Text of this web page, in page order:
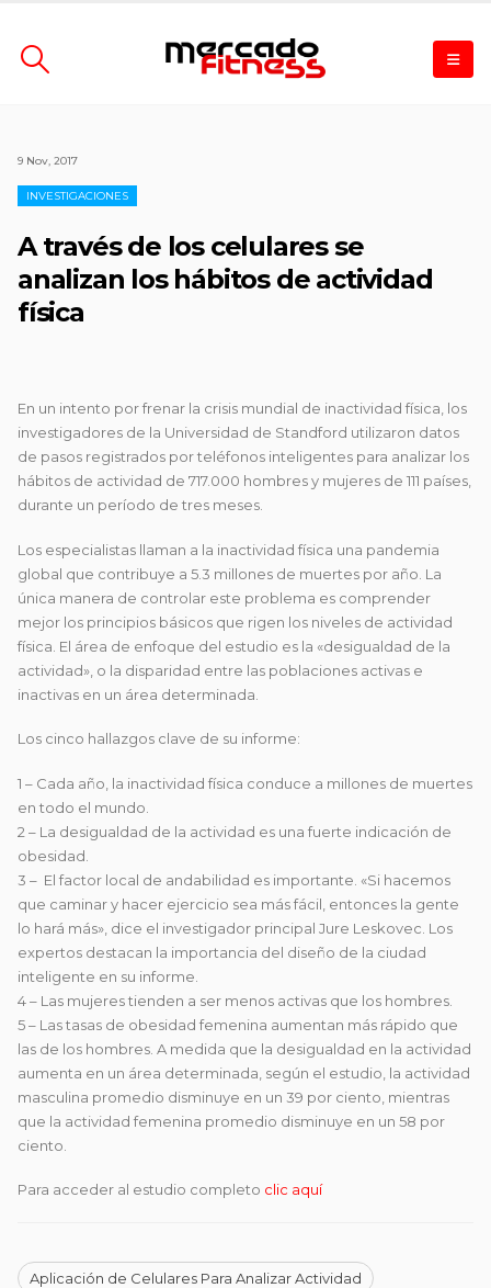
9 Nov, 2017
INVESTIGACIONES
A través de los celulares se
analizan los hábitos de actividad
física
En un intento por frenar la crisis mundial de inactividad física, los
investigadores de la Universidad de Standford utilizaron datos
de pasos registrados por teléfonos inteligentes para analizar los
hábitos de actividad de 717.000 hombres y mujeres de 111 países,
durante un período de tres meses.
Los especialistas llaman a la inactividad física una pandemia
global que contribuye a 5.3 millones de muertes por año. La
única manera de controlar este problema es comprender
mejor los principios básicos que rigen los niveles de actividad
física. El área de enfoque del estudio es la «desigualdad de la
actividad», o la disparidad entre las poblaciones activas e
inactivas en un área determinada.
Los cinco hallazgos clave de su informe:
1 – Cada año, la inactividad física conduce a millones de muertes
en todo el mundo.
2 – La desigualdad de la actividad es una fuerte indicación de
obesidad.
3 – El factor local de andabilidad es importante. «Si hacemos
que caminar y hacer ejercicio sea más fácil, entonces la gente
lo hará más», dice el investigador principal Jure Leskovec. Los
expertos destacan la importancia del diseño de la ciudad
inteligente en su informe.
4 – Las mujeres tienden a ser menos activas que los hombres.
5 – Las tasas de obesidad femenina aumentan más rápido que
las de los hombres. A medida que la desigualdad en la actividad
aumenta en un área determinada, según el estudio, la actividad
masculina promedio disminuye en un 39 por ciento, mientras
que la actividad femenina promedio disminuye en un 58 por
ciento.
Para acceder al estudio completo clic aquí
Aplicación de Celulares Para Analizar Actividad